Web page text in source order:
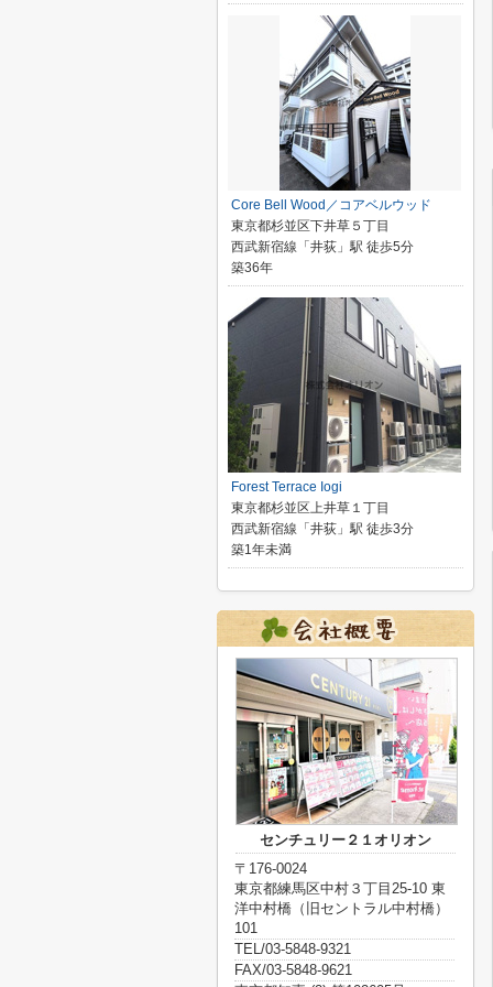
Core Bell Wood／コアベルウッド
東京都杉並区下井草５丁目
西武新宿線「井荻」駅 徒歩5分
築36年
Forest Terrace Iogi
東京都杉並区上井草１丁目
西武新宿線「井荻」駅 徒歩3分
築1年未満
センチュリー２１オリオン
〒176-0024
東京都練馬区中村３丁目25-10 東
洋中村橋（旧セントラル中村橋）
101
TEL/03-5848-9321
FAX/03-5848-9621